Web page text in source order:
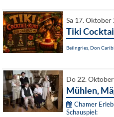
Sa 17.
Tiki
Beilngries, Don
Do 22.
Mühlen,
Chamer
Schauspiel: